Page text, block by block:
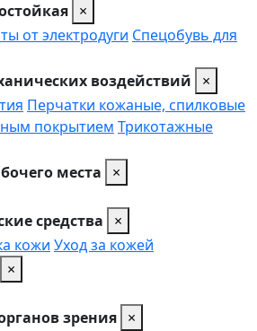
×
от электродуги Спецобувь для
воздействий
×
Перчатки кожаные, спилковые
покрытием Трикотажные
места
×
средства
×
кожи Уход за кожей
×
зрения ×